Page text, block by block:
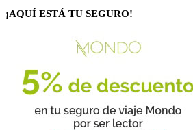
¡AQUÍ ESTÁ TU SEGURO!